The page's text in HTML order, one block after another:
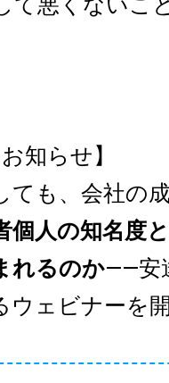
知らせ】
ても、会社の
個人の知名度
れるのか——安
ウェビナーを